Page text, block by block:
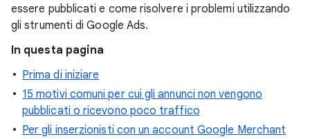
essere pubblicati e come risolvere i problemi utilizzando
gli strumenti di Google Ads.
In questa pagina
Prima di iniziare
15 motivi comuni per cui gli annunci non vengono
pubblicati o ricevono poco traffico
Per gli inserzionisti con un account Google Merchant